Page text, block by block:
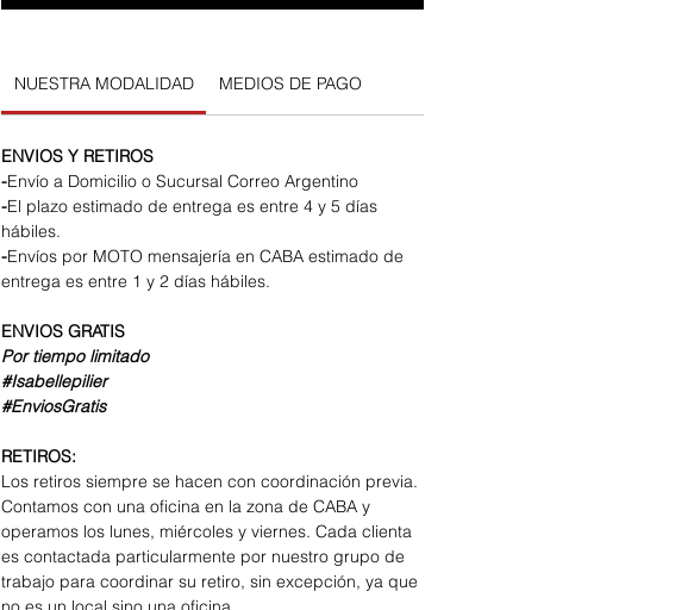
NUESTRA MODALIDAD MEDIOS DE PAGO
ENVIOS Y RETIROS
-Envío a Domicilio o Sucursal Correo Argentino
-El plazo estimado de entrega es entre 4 y 5 días
hábiles.
-Envíos por MOTO mensajería en CABA estimado de
entrega es entre 1 y 2 días hábiles.
ENVIOS GRATIS
Por tiempo limitado
#Isabellepilier
#EnviosGratis
RETIROS:
Los retiros siempre se hacen con coordinación previa.
Contamos con una oficina en la zona de CABA y
operamos los lunes, miércoles y viernes. Cada clienta
es contactada particularmente por nuestro grupo de
trabajo para coordinar su retiro, sin excepción, ya que